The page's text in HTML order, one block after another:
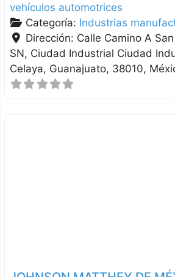
vehículos automotrices
Categoría: Industrias
Dirección: Calle Camino A
SN, Ciudad Industrial Ciudad
Celaya Guanajuato 38010